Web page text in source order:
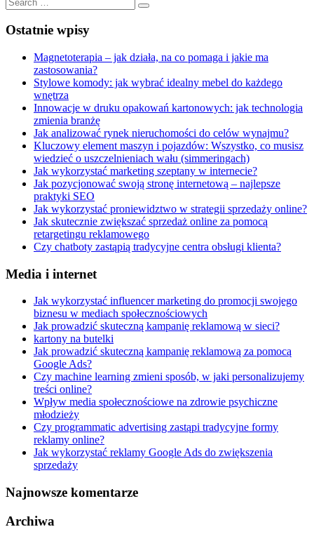
for:
Search
Ostatnie wpisy
Magnetoterapia – jak działa, na co pomaga i jakie ma
zastosowania?
Stylowe komody: jak wybrać idealny mebel do każdego
wnętrza
Innowacje w druku opakowań kartonowych: jak technologia
zmienia branżę
Jak analizować rynek nieruchomości do celów wynajmu?
Kluczowy element maszyn i pojazdów: Wszystko, co musisz
wiedzieć o uszczelnieniach wału (simmeringach)
Jak wykorzystać marketing szeptany w internecie?
Jak pozycjonować swoją stronę internetową – najlepsze
praktyki SEO
Jak wykorzystać proniewidztwo w strategii sprzedaży online?
Jak skutecznie zwiększać sprzedaż online za pomocą
retargetingu reklamowego
Czy chatboty zastąpią tradycyjne centra obsługi klienta?
Media i internet
Jak wykorzystać influencer marketing do promocji swojego
biznesu w mediach społecznościowych
Jak prowadzić skuteczną kampanię reklamową w sieci?
kartony na butelki
Jak prowadzić skuteczną kampanię reklamową za pomocą
Google Ads?
Czy machine learning zmieni sposób, w jaki personalizujemy
treści online?
Wpływ media społecznościowe na zdrowie psychiczne
młodzieży
Czy programmatic advertising zastąpi tradycyjne formy
reklamy online?
Jak wykorzystać reklamy Google Ads do zwiększenia
sprzedaży
Najnowsze komentarze
Archiwa